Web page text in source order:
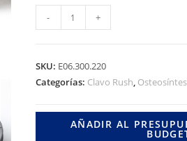
RUSH
3
MM.
- +
SKU: E06.300.220
Categorías: Clavo Rush,
AÑADIR AL